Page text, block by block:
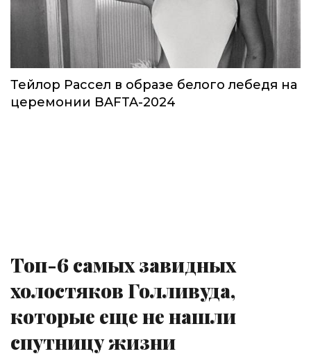
Тейлор Рассел в образе белого лебедя на
церемонии BAFTA-2024
Топ-6 самых завидных
холостяков Голливуда,
которые еще не нашли
спутницу жизни